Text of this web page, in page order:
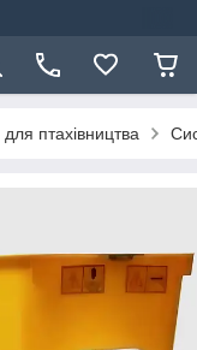
птахівництва